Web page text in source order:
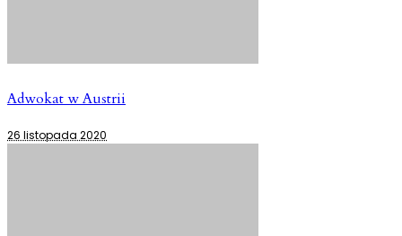
Adwokat w Austrii
26 listopada 2020